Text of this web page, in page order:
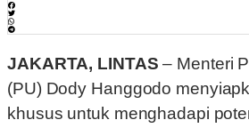
JAKARTA, LINTAS– Menteri
(PU) Dody Hanggodo
khusus untuk menghadapi